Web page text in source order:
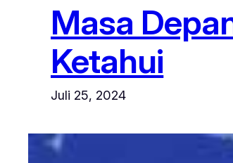
Masa
Ketahui
Juli 25, 2024